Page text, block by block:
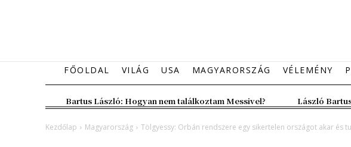
FŐOLDAL VILÁG USA MAGYARORSZÁG VÉLEMÉNY
Bartus László: Hogyan nem találkoztam Messivel? László
Kezdőlap Magyarország Tölgyessy: Orbán rendszere egy sikertelen országot akar és